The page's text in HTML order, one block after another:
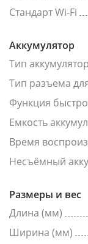
Стандарт Wi-Fi
Аккумулятор
Тип
Тип разъема
Функция
Емкость
Время
Несъёмный
Размеры и вес
Длина (мм)
Ширина (мм)